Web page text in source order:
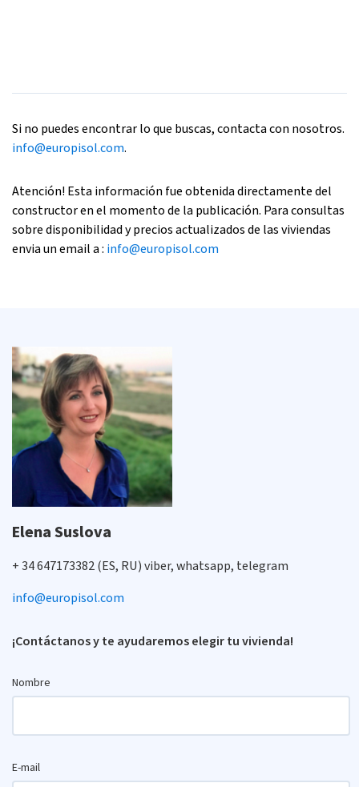
Si no puedes encontrar lo que buscas, contacta con nosotros.
info@europisol.com.
Atención! Esta información fue obtenida directamente del
constructor en el momento de la publicación. Para consultas
sobre disponibilidad y precios actualizados de las viviendas
envia un email a : info@europisol.com
Elena Suslova
+ 34 647173382 (ES, RU) viber, whatsapp, telegram
info@europisol.com
¡Contáctanos y te ayudaremos elegir tu vivienda!
Nombre
E-mail